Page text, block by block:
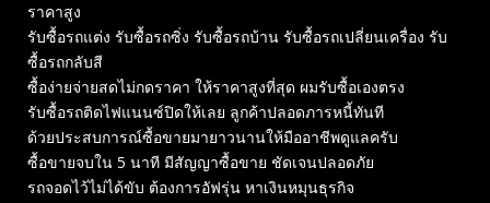
ราคาสูง
รับซื้อรถแต่ง รับซื้อรถซิ่ง รับซื้อรถบ้าน รับซื้อรถเปลี่ยนเครื่อง รับ
ซื้อรถกลับสี
ซื้อง่ายจ่ายสดไม่กดราคา ให้ราคาสูงที่สุด ผมรับซื้อเองตรง
รับซื้อรถติดไฟแนนซ์ปิดให้เลย ลูกค้าปลอดภารหนี้ทันที
ด้วยประสบการณ์ซื้อขายมายาวนานให้มืออาชีพดูแลครับ
ซื้อขายจบใน 5 นาที มีสัญญาซื้อขาย ชัดเจนปลอดภัย
รถจอดไว้ไม่ได้ขับ ต้องการอัฟรุ่น หาเงินหมุนธุรกิจ